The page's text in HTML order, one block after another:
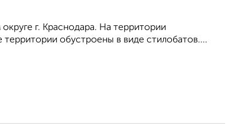
г. Краснодара. На территории
обустроены в виде стилобатов....